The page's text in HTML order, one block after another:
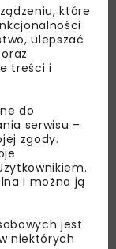
roku,
o funkcji
ostatni
Dzień
kompleksu
rozwiązań
1,
które
ulepszać
treści i
do
serwisu –
zgody.
i można ją
jest
niektórych